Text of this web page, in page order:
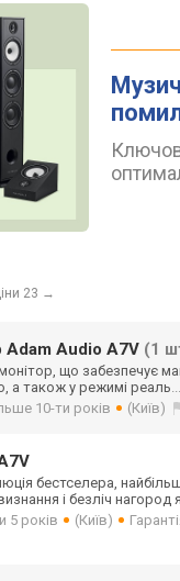
23 →
Adam Audio A7V (1
що забезпечує
а також у режимі реаль
10-ти років (Київ)
бестселера,
і безліч нагород
5 років (Київ)